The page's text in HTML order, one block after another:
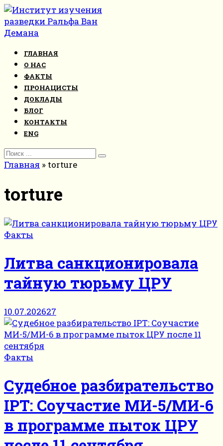
Перейти
к
контенту
ГЛАВНАЯ
О НАС
ФАКТЫ
ПРОНАЦИСТЫ
ДОКЛАДЫ
БЛОГ
КОНТАКТЫ
ENG
Search
for:
Главная » torture
torture
Факты
Литва санкционировала
тайную тюрьму ЦРУ
10.07.202627
Факты
Судебное разбирательство
IPT: Соучастие МИ-5/МИ-6
в программе пыток ЦРУ